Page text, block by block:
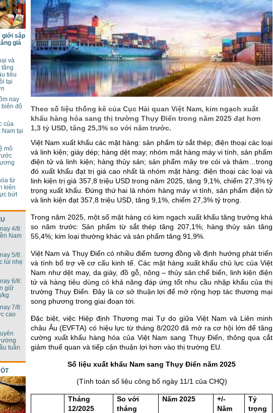
Theo số liệu thống kê của Cục Hải quan Việt Nam, kim ngạch xuất
khẩu hàng hóa sang thị trường Thụy Điển trong năm 2025 đạt hơn
1,3 tỷ USD, tăng 25,3% so với năm trước.
Việt Nam xuất khẩu các mặt hàng: sản phẩm từ sắt thép; điện thoại các loại
và linh kiện; giày dép; hàng dệt may; nhóm mặt hàng máy vi tính, sản phẩm
điện tử và linh kiện; hàng thủy sản; sản phẩm mây tre cói và thảm…trong
đó xuất khẩu đạt trị giá cao nhất là nhóm mặt hàng: điện thoại các loại và
linh kiện trị giá 357,8 triệu USD trong năm 2025, tăng 9,1%, chiếm 27,3% tỷ
trọng xuất khẩu. Đứng thứ hai là nhóm hàng máy vi tính, sản phẩm điện tử
và linh kiện đạt 357,8 triệu USD, tăng 9,1%, chiếm 27,3% tỷ trọng.
Trong năm 2025, một số mặt hàng có kim ngạch xuất khẩu tăng trưởng khá
so năm trước: Sản phẩm từ sắt thép tăng 207,1%; hàng thủy sản tăng
55,4%; kim loại thường khác và sản phẩm tăng 91,9%.
Việt Nam và Thụy Điển có nhiều điểm tương đồng về định hướng phát triển
và tính bổ trợ về cơ cấu kinh tế. Các mặt hàng xuất khẩu chủ lực của Việt
Nam như dệt may, da giày, đồ gỗ, nông – thủy sản chế biến, linh kiện điện
tử và hàng tiêu dùng có khả năng đáp ứng tốt nhu cầu nhập khẩu của thị
trường Thụy Điển. Đây là cơ sở thuận lợi để mở rộng hợp tác thương mại
song phương trong giai đoạn tới.
Đặc biệt, việc Hiệp định Thương mại Tự do giữa Việt Nam và Liên minh
châu Âu (EVFTA) có hiệu lực từ tháng 8/2020 đã mở ra cơ hội lớn để tăng
cường xuất khẩu hàng hóa của Việt Nam sang Thụy Điển, thông qua cắt
giảm thuế quan và tiếp cận thuận lợi hơn vào thị trường EU.
Số liệu xuất khẩu Nam sang Thụy Điển năm 2025
(Tính toán số liệu công bố ngày 11/1 của CHQ)
Tháng
12/2025
So với
tháng
Năm 2025
+/-
Năm
Tỷ
trọng
giới sắp
giá
và
tăng
tiêu
tại
nay
biên độ
của
Nam tại
mô
từ
kiện
bứt
4/8:
Nam
5/8:
lùi nhẹ
6/8:
giữ
kg
7/8:
cao
tuần